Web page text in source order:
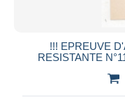
!!! EPREUVE
RESISTANTE